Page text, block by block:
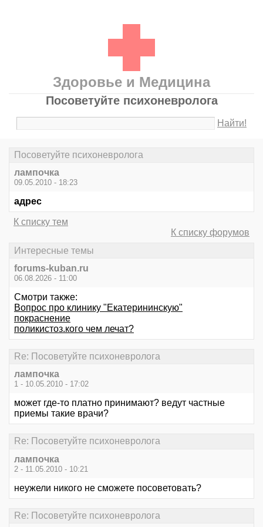
Здоровье и Медицина
Посоветуйте психоневролога
Найти!
Посоветуйте психоневролога
лампочка
09.05.2010 - 18:23
адрес
К списку тем
К списку форумов
Интересные темы
forums-kuban.ru
06.08.2026 - 11:00
Смотри также:
Вопрос про клинику "Екатерининскую"
покраснение
поликистоз.кого чем лечат?
Re: Посоветуйте психоневролога
лампочка
1 - 10.05.2010 - 17:02
может где-то платно принимают? ведут частные
приемы такие врачи?
Re: Посоветуйте психоневролога
лампочка
2 - 11.05.2010 - 10:21
неужели никого не сможете посоветовать?
Re: Посоветуйте психоневролога